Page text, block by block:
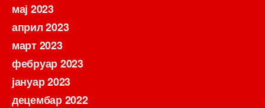
мај 2023
април 2023
март 2023
фебруар 2023
јануар 2023
децембар 2022